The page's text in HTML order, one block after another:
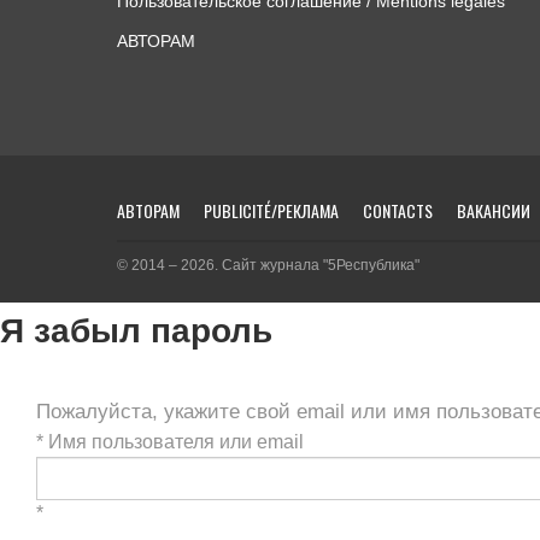
АВТОРАМ
АВТОРАМ PUBLICITÉ/РЕКЛАМА CONTACTS ВАКАНСИИ
© 2014 – 2026. Сайт журнала "5Республика"
Я забыл пароль
Пожалуйста, укажите свой email или имя
* Имя пользователя или email
*